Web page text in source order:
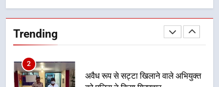
Trending
से स्वतंत्रता दिवस पर अपने घरों में तिरंगा
फहराने का किया आवाह्न
उत्तराखण्ड
2
उत्तराखण्ड